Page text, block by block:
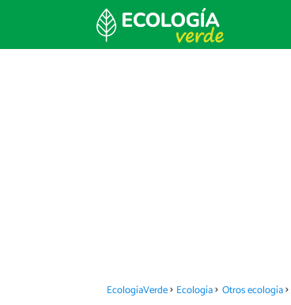
EcologíaVerde Ecología Otros ecología